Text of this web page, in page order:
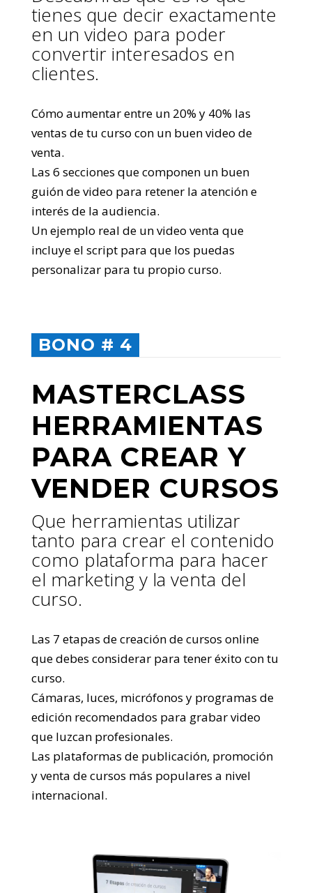
tienes que decir exactamente
en un video para poder
convertir interesados en
clientes.
Cómo aumentar entre un 20% y 40% las
ventas de tu curso con un buen video de
venta.
Las 6 secciones que componen un buen
guión de video para retener la atención e
interés de la audiencia.
Un ejemplo real de un video venta que
incluye el script para que los puedas
personalizar para tu propio curso.
BONO # 4
MASTERCLASS
HERRAMIENTAS
PARA CREAR Y
VENDER CURSOS
Que herramientas utilizar
tanto para crear el contenido
como plataforma para hacer
el marketing y la venta del
curso.
Las 7 etapas de creación de cursos online
que debes considerar para tener éxito con tu
curso.
Cámaras, luces, micrófonos y programas de
edición recomendados para grabar video
que luzcan profesionales.
Las plataformas de publicación, promoción
y venta de cursos más populares a nivel
internacional.